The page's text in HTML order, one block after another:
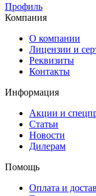
Профиль
Компания
О компании
Лицензии и
Реквизиты
Контакты
Информация
Акции и
Статьи
Новости
Дилерам
Помощь
Оплата и